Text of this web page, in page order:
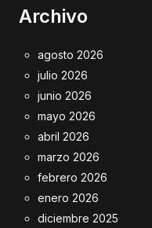
Archivo
agosto 2026
julio 2026
junio 2026
mayo 2026
abril 2026
marzo 2026
febrero 2026
enero 2026
diciembre 2025